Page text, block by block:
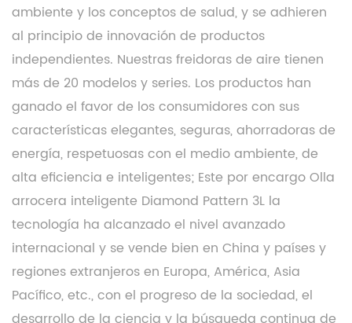
ambiente y los conceptos de salud, y se adhieren
al principio de innovación de productos
independientes. Nuestras freidoras de aire tienen
más de 20 modelos y series. Los productos han
ganado el favor de los consumidores con sus
características elegantes, seguras, ahorradoras de
energía, respetuosas con el medio ambiente, de
alta eficiencia e inteligentes; Este por encargo Olla
arrocera inteligente Diamond Pattern 3L la
tecnología ha alcanzado el nivel avanzado
internacional y se vende bien en China y países y
regiones extranjeros en Europa, América, Asia
Pacífico, etc., con el progreso de la sociedad, el
desarrollo de la ciencia y la búsqueda continua de